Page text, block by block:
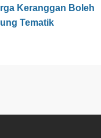
Keranggan Boleh
Tematik